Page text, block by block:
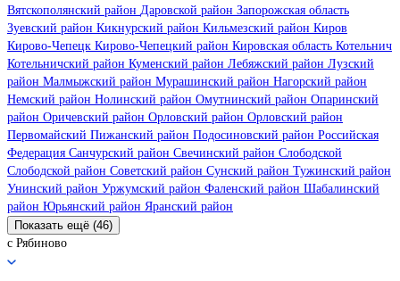
Вятскополянский район Даровской район Запорожская область
Зуевский район Кикнурский район Кильмезский район Киров
Кирово-Чепецк Кирово-Чепецкий район Кировская область Котельнич
Котельничский район Куменский район Лебяжский район Лузский
район Малмыжский район Мурашинский район Нагорский район
Немский район Нолинский район Омутнинский район Опаринский
район Оричевский район Орловский район Орловский район
Первомайский Пижанский район Подосиновский район Российская
Федерация Санчурский район Свечинский район Слободской
Слободской район Советский район Сунский район Тужинский район
Унинский район Уржумский район Фаленский район Шабалинский
район Юрьянский район Яранский район
Показать ещё (46)
с Рябиново